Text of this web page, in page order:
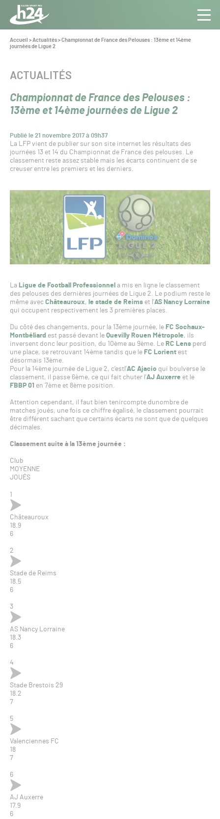
Panneau de gestion des cookies
Aller au contenu
Toute
l’info
du Gazon
Vous
êtes
Accueil >Actualités>Championnat de France des Pelouses : 13ème et 14ème
journées de Ligue 2
Championnat de France des Pelouses :
13ème et 14ème journées de Ligue 2
Publié le 21 novembre 2017 à 09h37
CATÉGORIE :
ACTUALITÉS
La LFP vient de publier sur son site internet les résultats des
journées 13 et 14 du Championnat de France des pelouses. Le
classement reste assez stable mais les écarts continuent de se
creuser entre les premiers et les derniers.
La Ligue de Football Professionnel a mis en ligne le classement
des pelouses des dernières journées de Ligue 2. Le podium reste le
même avec Châteauroux, le stade de Reimset l’AS Nancy Lorraine
qui occupent respectivement les 3 premières places.
Du côté des changements, pour la 13ème journée, le FC Sochaux-
Montbéliard est passé devant le Quevilly Rouen Métropole, ils
inversent donc leur position, du 10ème au 9ème. Le RC Lensperd
une place, se retrouvant 14ème tandis que le FC Lorientest
désormais 13ème.
Pour la 14ème journée de Ligue 2, c’estl’AC Ajacioqui boulverse le
classement, il passe 6ème, ce qui fait chuter l’AJ Auxerre et le
FBBP 01 en 7ème et 8ème position.
Attention cependant, il faut bien tenircompte dunombre de
matches joués, une fois ce chiffre égalisé, le classement pourrait
être différent sachant que certains écarts ne sont que de quelques
décimales.
Classement suite à la 13ème journée :
Club
MOYENNE
JOUÉS
1
Châteauroux
18.9
6
2
Stade de Reims
18.5
6
3
AS Nancy Lorraine
18.3
6
4
Stade Brestois 29
18.2
7
5
Valenciennes FC
18
7
6
AJ Auxerre
17.9
6